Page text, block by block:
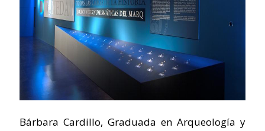
Bárbara Cardillo, Graduada en Arqueología y